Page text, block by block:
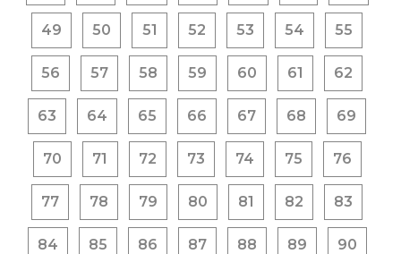
49 50 51 52 53 54 55
56 57 58 59 60 61 62
63 64 65 66 67 68 69
70 71 72 73 74 75 76
77 78 79 80 81 82 83
84 85 86 87 88 89 90